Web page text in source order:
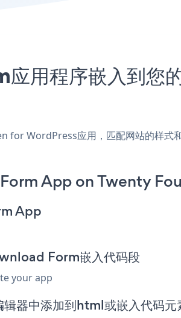
用程序嵌入到
for WordPress应用，匹配网站的样
App on Twenty
App
Form嵌入代码段
your app
器中添加到html或嵌入代码元